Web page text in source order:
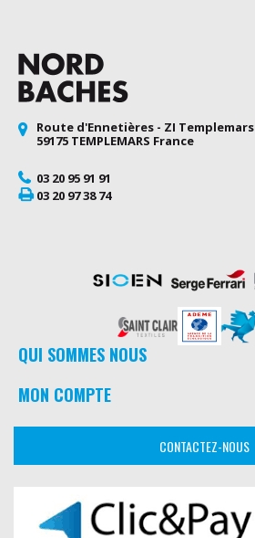
Route d'Ennetières - ZI Templemars
59175 TEMPLEMARS France
03 20 95 91 91
03 20 97 38 74
QUI SOMMES NOUS
MON COMPTE
CONTACTEZ-NOUS